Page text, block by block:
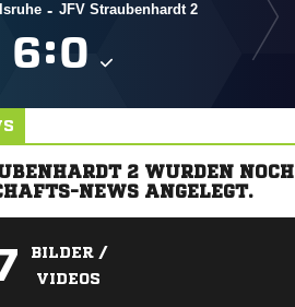
- JFV Straubenhardt 2
:
2 WURDEN NOCH
NEWS ANGELEGT.
BILDER /
VIDEOS